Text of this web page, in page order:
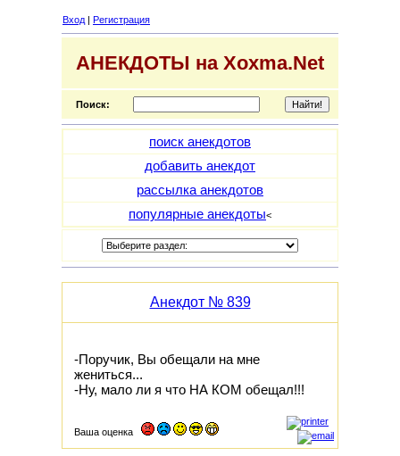
Вход | Регистрация
АНЕКДОТЫ на Xoxma.Net
Поиск:
поиск анекдотов
добавить анекдот
рассылка анекдотов
популярные анекдоты<
Анекдот № 839
-Поручик, Вы обещали на мне
жениться...
-Hу, мало ли я что HА КОМ обещал!!!
Ваша оценка